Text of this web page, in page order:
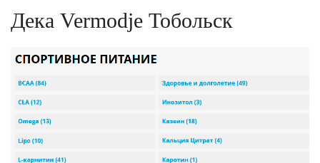
Дека Vermodje Тобольск